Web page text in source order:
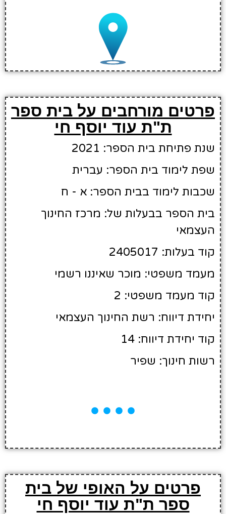
פרטים מורחבים על בית ספר
ת"ת עוד יוסף חי
שנת פתיחת בית הספר: 2021
שפת לימוד בית הספר: עברית
שכבות לימוד בבית הספר: א - ח
בית הספר בבעלות של: מרכז החינוך
העצמאי
קוד בעלות: 2405017
מעמד משפטי: מוכר שאיננו רשמי
קוד מעמד משפטי: 2
יחידת דיווח: רשת החינוך העצמאי
קוד יחידת דיווח: 14
רשות חינוך: שפיר
פרטים על האופי של בית
ספר ת"ת עוד יוסף חי